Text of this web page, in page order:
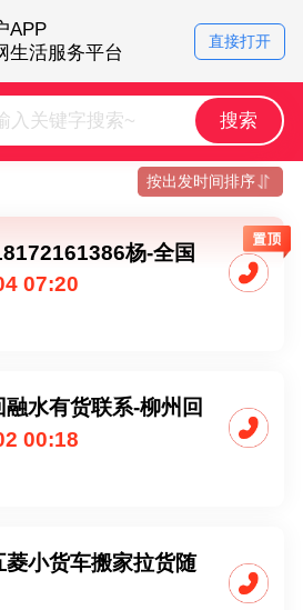
APP
生活服务平台
找工作！
就上融水好门
直接打开
搜索
按出发时间排序
杨-全国
07:20
水有货联系-柳州回
00:18
菱小货车搬家拉货随
-融水县城到广西境